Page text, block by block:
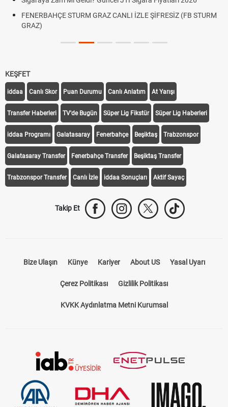
FENERBAHÇE STURM GRAZ CANLI İZLE ŞİFRESİZ (FB STURM
GRAZ)
KEŞFET
iddaa Canlı Skor Puan Durumu Canlı Anlatım At Yarışı
Transfer Haberleri TV'de Bugün Süper Lig Fikstür Süper Lig Haberleri
iddaa Programı Galatasaray Fenerbahçe Beşiktaş Trabzonspor
Galatasaray Transfer Fenerbahçe Transfer Beşiktaş Transfer
Trabzonspor Transfer Canlı İzle iddaa Sonuçları Aktif Sayaç
Takip Et
Bize Ulaşın Künye Kariyer About US Yasal Uyarı
Çerez Politikası Gizlilik Politikası
KVKK Aydınlatma Metni Kurumsal